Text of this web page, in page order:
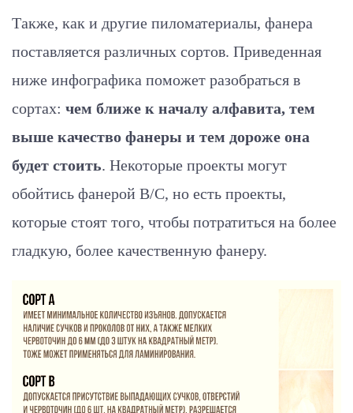
Также, как и другие пиломатериалы, фанера
поставляется различных сортов. Приведенная
ниже инфографика поможет разобраться в
сортах: чем ближе к началу алфавита, тем
выше качество фанеры и тем дороже она
будет стоить. Некоторые проекты могут
обойтись фанерой B/C, но есть проекты,
которые стоят того, чтобы потратиться на более
гладкую, более качественную фанеру.